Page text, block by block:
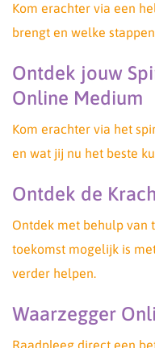
Kom erachter via een
brengt en welke
Ontdek jouw
Online Medium
Kom erachter via het
en wat jij nu het beste
Ontdek de
Ontdek met behulp van
toekomst mogelijk is
verder helpen.
Waarzegger
Raadpleeg direct een